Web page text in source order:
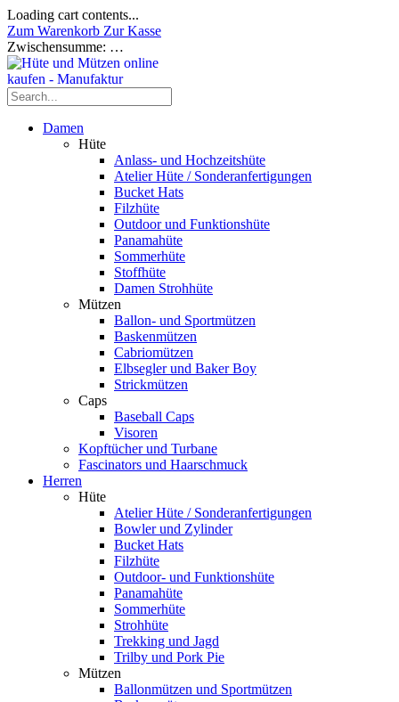
Loading cart contents...
Zum Warenkorb Zur Kasse
Zwischensumme: …
Damen
Hüte
Anlass- und Hochzeitshüte
Atelier Hüte / Sonderanfertigungen
Bucket Hats
Filzhüte
Outdoor und Funktionshüte
Panamahüte
Sommerhüte
Stoffhüte
Damen Strohhüte
Mützen
Ballon- und Sportmützen
Baskenmützen
Cabriomützen
Elbsegler und Baker Boy
Strickmützen
Caps
Baseball Caps
Visoren
Kopftücher und Turbane
Fascinators und Haarschmuck
Herren
Hüte
Atelier Hüte / Sonderanfertigungen
Bowler und Zylinder
Bucket Hats
Filzhüte
Outdoor- und Funktionshüte
Panamahüte
Sommerhüte
Strohhüte
Trekking und Jagd
Trilby und Pork Pie
Mützen
Ballonmützen und Sportmützen